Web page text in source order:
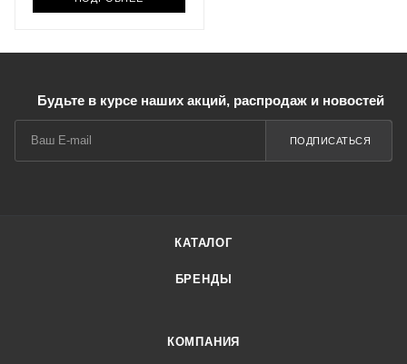
Будьте в курсе наших акций, распродаж и новостей
ПОДПИСАТЬСЯ
КАТАЛОГ
БРЕНДЫ
КОМПАНИЯ